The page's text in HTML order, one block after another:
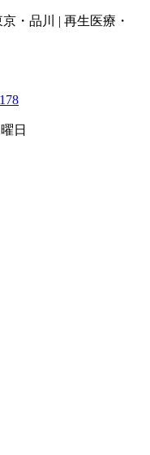
・品川 | 再生医療・
日